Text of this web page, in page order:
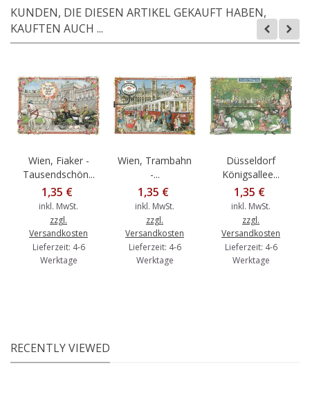
KUNDEN, DIE DIESEN ARTIKEL GEKAUFT HABEN,
KAUFTEN AUCH ...
Wien, Fiaker -
Tausendschön...
1,35 €
inkl. MwSt.
zzgl.
Versandkosten
Lieferzeit: 4-6
Werktage
Wien, Trambahn
-...
1,35 €
inkl. MwSt.
zzgl.
Versandkosten
Lieferzeit: 4-6
Werktage
Düsseldorf
Königsallee...
1,35 €
inkl. MwSt.
zzgl.
Versandkosten
Lieferzeit: 4-6
Werktage
RECENTLY VIEWED